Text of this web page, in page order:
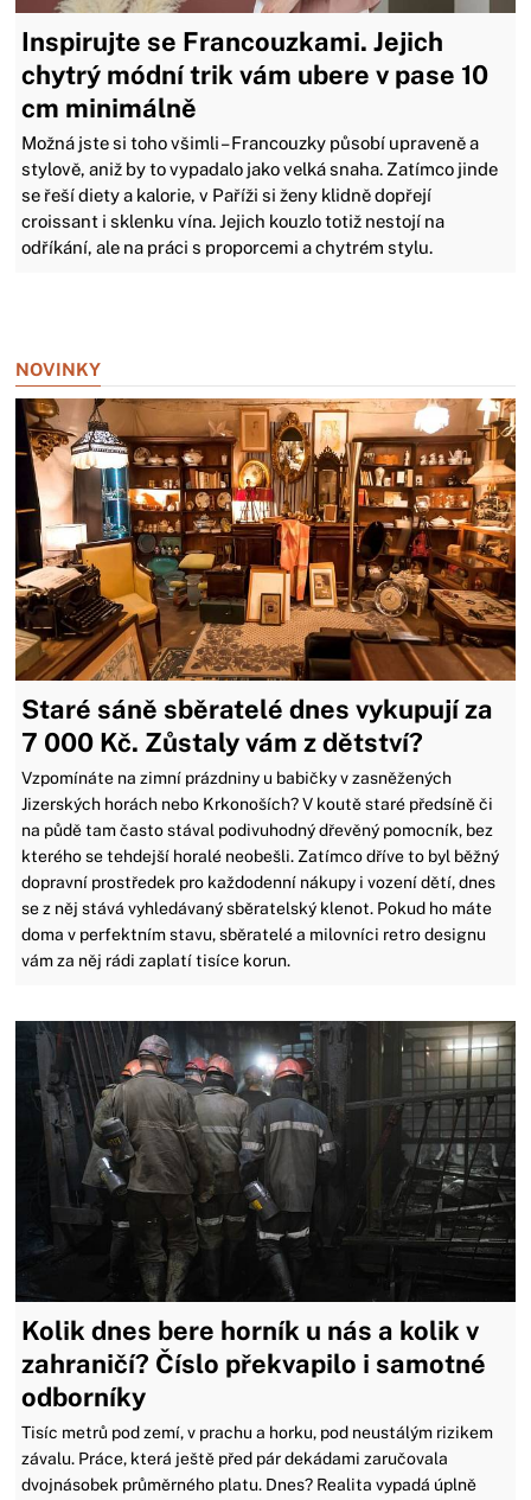
Inspirujte se Francouzkami. Jejich
chytrý módní trik vám ubere v pase 10
cm minimálně
Možná jste si toho všimli – Francouzky působí upraveně a
stylově, aniž by to vypadalo jako velká snaha. Zatímco jinde
se řeší diety a kalorie, v Paříži si ženy klidně dopřejí
croissant i sklenku vína. Jejich kouzlo totiž nestojí na
odříkání, ale na práci s proporcemi a chytrém stylu.
NOVINKY
Staré sáně sběratelé dnes vykupují za
7 000 Kč. Zůstaly vám z dětství?
Vzpomínáte na zimní prázdniny u babičky v zasněžených
Jizerských horách nebo Krkonoších? V koutě staré předsíně či
na půdě tam často stával podivuhodný dřevěný pomocník, bez
kterého se tehdejší horalé neobešli. Zatímco dříve to byl běžný
dopravní prostředek pro každodenní nákupy i vození dětí, dnes
se z něj stává vyhledávaný sběratelský klenot. Pokud ho máte
doma v perfektním stavu, sběratelé a milovníci retro designu
vám za něj rádi zaplatí tisíce korun.
Kolik dnes bere horník u nás a kolik v
zahraničí? Číslo překvapilo i samotné
odborníky
Tisíc metrů pod zemí, v prachu a horku, pod neustálým rizikem
závalu. Práce, která ještě před pár dekádami zaručovala
dvojnásobek průměrného platu. Dnes? Realita vypadá úplně